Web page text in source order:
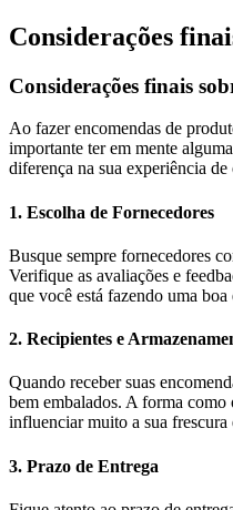
Considerações
Considerações finais
Ao fazer encomendas de
importante ter em mente
diferença na sua experiência de
1. Escolha de Fornecedores
Busque sempre fornecedores
Verifique as avaliações e
que você está fazendo uma boa
2. Recipientes e
Quando receber suas
bem embalados. A forma
influenciar muito a sua frescura
3. Prazo de Entrega